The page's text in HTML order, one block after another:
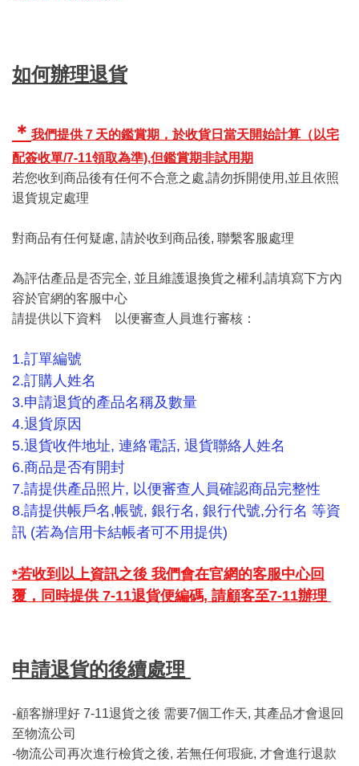
如何辦理退貨
＊ 我們提供７天的鑑賞期，於收貨日當天開始計算（以宅
配簽收單/7-11領取為準),但鑑賞期非試用期
若您收到商品後有任何不合意之處,請勿拆開使用,並且依照
退貨規定處理
對商品有任何疑慮, 請於收到商品後, 聯繫客服處理
為評估產品是否完全, 並且維護退換貨之權利,請填寫下方內
容於官網的客服中心
請提供以下資料 以便審查人員進行審核：
1.訂單編號
2.訂購人姓名
3.申請退貨的產品名稱及數量
4.退貨原因
5.退貨收件地址, 連絡電話, 退貨聯絡人姓名
6.商品是否有開封
7.請提供產品照片, 以便審查人員確認商品完整性
8.請提供帳戶名,帳號, 銀行名, 銀行代號,分行名 等資
訊 (若為信用卡結帳者可不用提供)
*若收到以上資訊之後 我們會在官網的客服中心回
覆，同時提供 7-11退貨便編碼, 請顧客至7-11辦理
申請退貨的後續處理
-顧客辦理好 7-11退貨之後 需要7個工作天, 其產品才會退回
至物流公司
-物流公司再次進行檢貨之後, 若無任何瑕疵, 才會進行退款